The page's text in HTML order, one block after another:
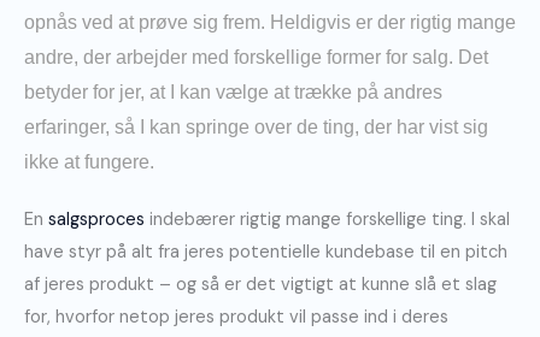
opnås ved at prøve sig frem. Heldigvis er der rigtig mange
andre, der arbejder med forskellige former for salg. Det
betyder for jer, at I kan vælge at trække på andres
erfaringer, så I kan springe over de ting, der har vist sig
ikke at fungere.
En salgsproces indebærer rigtig mange forskellige ting. I skal
have styr på alt fra jeres potentielle kundebase til en pitch
af jeres produkt – og så er det vigtigt at kunne slå et slag
for, hvorfor netop jeres produkt vil passe ind i deres